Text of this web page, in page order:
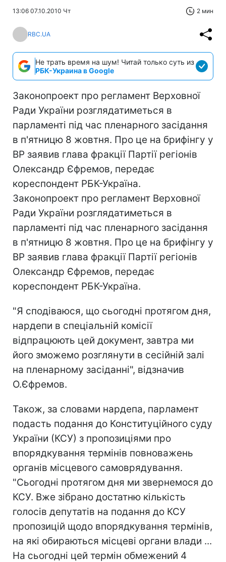
13:06 07.10.2010 Чт 2 мин
RBC.UA
Не трать время на шум! Читай только суть из
РБК-Украина в Google
Законопроект про регламент Верховної
Ради України розглядатиметься в
парламенті під час пленарного засідання
в п'ятницю 8 жовтня. Про це на брифінгу у
ВР заявив глава фракції Партії регіонів
Олександр Єфремов, передає
кореспондент РБК-Україна.
Законопроект про регламент Верховної
Ради України розглядатиметься в
парламенті під час пленарного засідання
в п'ятницю 8 жовтня. Про це на брифінгу у
ВР заявив глава фракції Партії регіонів
Олександр Єфремов, передає
кореспондент РБК-Україна.
"Я сподіваюся, що сьогодні протягом дня,
нардепи в спеціальній комісії
відпрацюють цей документ, завтра ми
його зможемо розглянути в сесійній залі
на пленарному засіданні", відзначив
О.Єфремов.
Також, за словами нардепа, парламент
подасть подання до Конституційного суду
України (КСУ) з пропозиціями про
впорядкування термінів повноважень
органів місцевого самоврядування.
"Сьогодні протягом дня ми звернемося до
КСУ. Вже зібрано достатню кількість
голосів депутатів на подання до КСУ
пропозицій щодо впорядкування термінів,
на які обираються місцеві органи влади ...
На сьогодні цей термін обмежений 4